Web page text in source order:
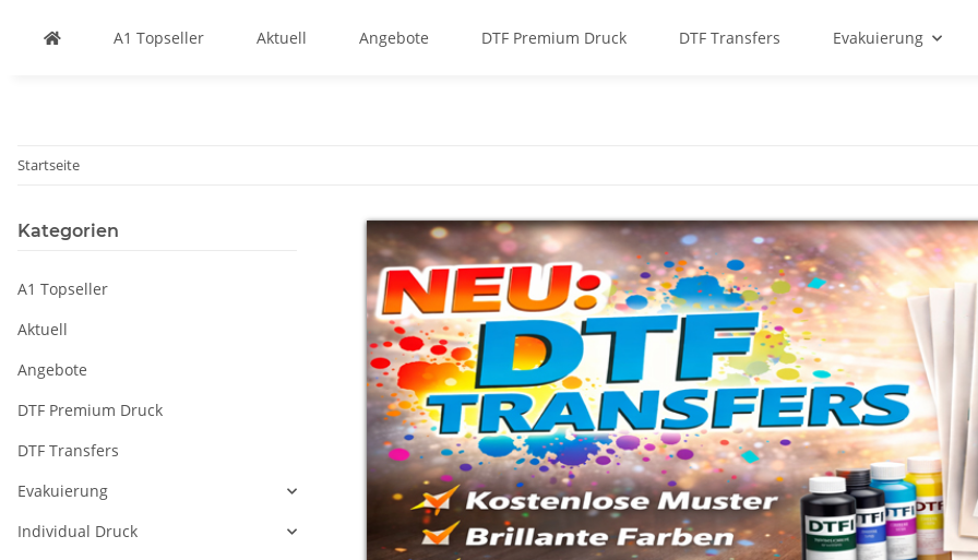
A1 Topseller Aktuell Angebote DTF Premium Druck DTF Transfers Evakuierung
Startseite
Kategorien
A1 Topseller
Aktuell
Angebote
DTF Premium Druck
DTF Transfers
Evakuierung
Individual Druck